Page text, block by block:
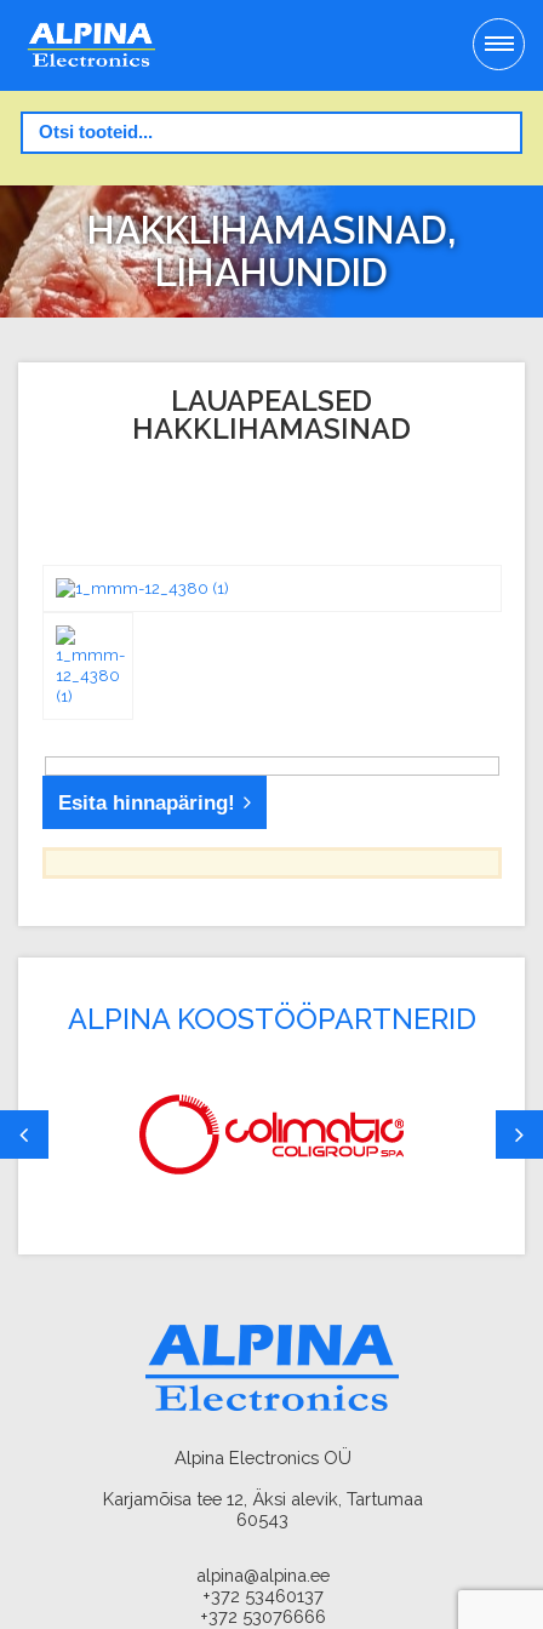
HAKKLIHAMASINAD,
LIHAHUNDID
LAUAPEALSED
HAKKLIHAMASINAD
Esita hinnapäring!
ALPINA KOOSTÖÖPARTNERID
Alpina Electronics OÜ
Karjamõisa tee 12, Äksi alevik, Tartumaa
60543
alpina@alpina.ee
+372 53460137
+372 53076666